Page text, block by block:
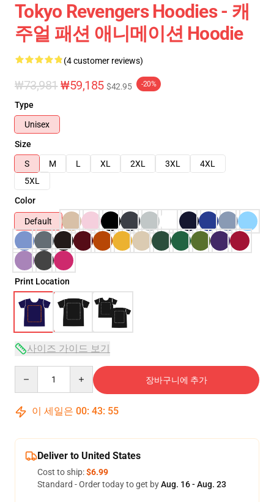
Tokyo Revengers Hoodies - 캐
주얼 패션 애니메이션 Hoodie
(4 customer reviews)
₩73,981 ₩59,185 $42.95 -20%
Type
Unisex
Size
S
M L XL 2XL 3XL
4XL
5XL
Color
Default
Print Location
사이즈 가이드 보기
장바구니에 추가
이 세일은 00: 43: 54
Deliver to United States
Cost to ship:$6.99
Standard - Order today to get byAug. 16 - Aug. 23